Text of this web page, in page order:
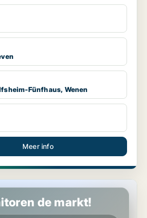
Fünfhaus, Wenen
Meer info
in Wenen Rudolfsheim-Fünfhaus, Wenen
de markt!